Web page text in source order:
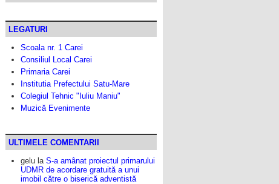
LEGATURI
Scoala nr. 1 Carei
Consiliul Local Carei
Primaria Carei
Institutia Prefectului Satu-Mare
Colegiul Tehnic "Iuliu Maniu"
Muzică Evenimente
ULTIMELE COMENTARII
gelu la S-a amânat proiectul primarului
UDMR de acordare gratuită a unui
imobil către o biserică adventistă